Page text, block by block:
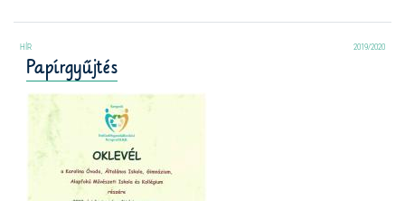
2019/2020
Papírgyűjtés